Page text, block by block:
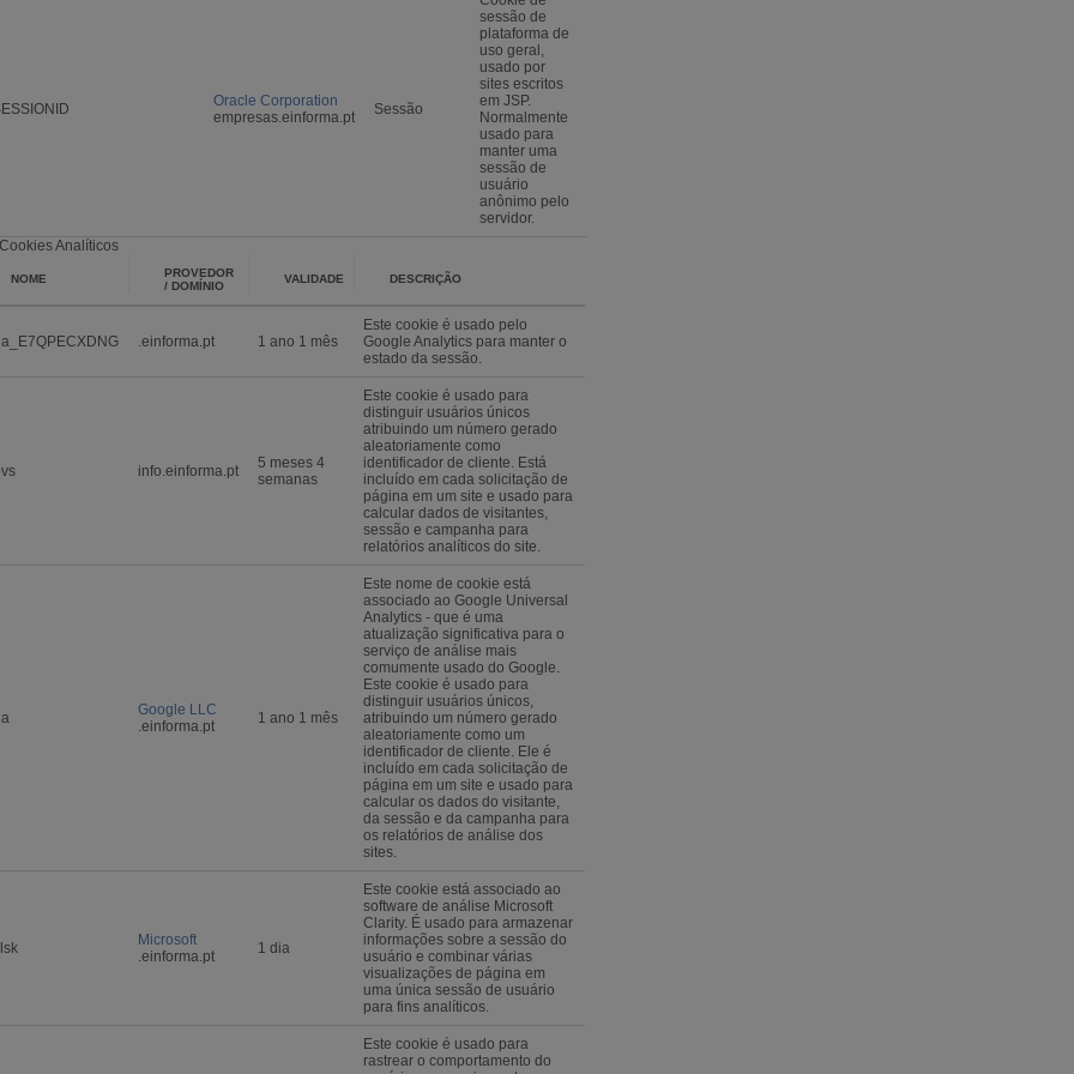
Oracle Corporation
empresas.einforma.pt
Sessão
sessão de
plataforma de
uso geral,
usado por
sites escritos
em JSP.
Normalmente
usado para
manter uma
sessão de
usuário
anônimo pelo
servidor.
Cookies Analíticos
NOME
PROVEDOR
/ DOMÍNIO
VALIDADE DESCRIÇÃO
.einforma.pt 1 ano 1 mês
Este cookie é usado pelo
Google Analytics para manter o
estado da sessão.
info.einforma.pt
5 meses 4
semanas
Este cookie é usado para
distinguir usuários únicos
atribuindo um número gerado
aleatoriamente como
identificador de cliente. Está
incluído em cada solicitação de
página em um site e usado para
calcular dados de visitantes,
sessão e campanha para
relatórios analíticos do site.
Google LLC
.einforma.pt
1 ano 1 mês
Este nome de cookie está
associado ao Google Universal
Analytics - que é uma
atualização significativa para o
serviço de análise mais
comumente usado do Google.
Este cookie é usado para
distinguir usuários únicos,
atribuindo um número gerado
aleatoriamente como um
identificador de cliente. Ele é
incluído em cada solicitação de
página em um site e usado para
calcular os dados do visitante,
da sessão e da campanha para
os relatórios de análise dos
sites.
Microsoft
.einforma.pt
1 dia
Este cookie está associado ao
software de análise Microsoft
Clarity. É usado para armazenar
informações sobre a sessão do
usuário e combinar várias
visualizações de página em
uma única sessão de usuário
para fins analíticos.
Este cookie é usado para
rastrear o comportamento do